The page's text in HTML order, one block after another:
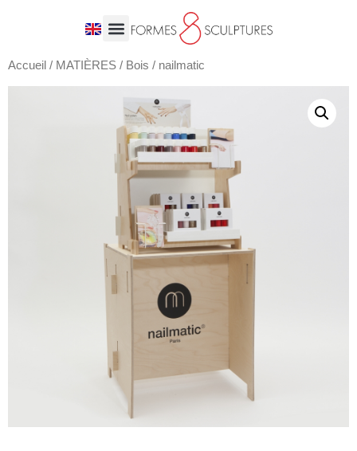
Accueil / MATIÈRES / Bois / nailmatic